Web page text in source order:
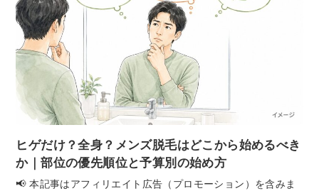
ヒゲだけ？全身？メンズ脱毛はどこから始めるべき
か｜部位の優先順位と予算別の始め方
📢 本記事はアフィリエイト広告（プロモーション）を含みま